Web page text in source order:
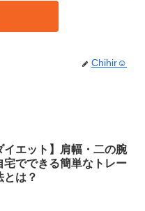
Chihir☺︎
イエット】肩幅・二の腕
宅でできる簡単なトレー
とは？